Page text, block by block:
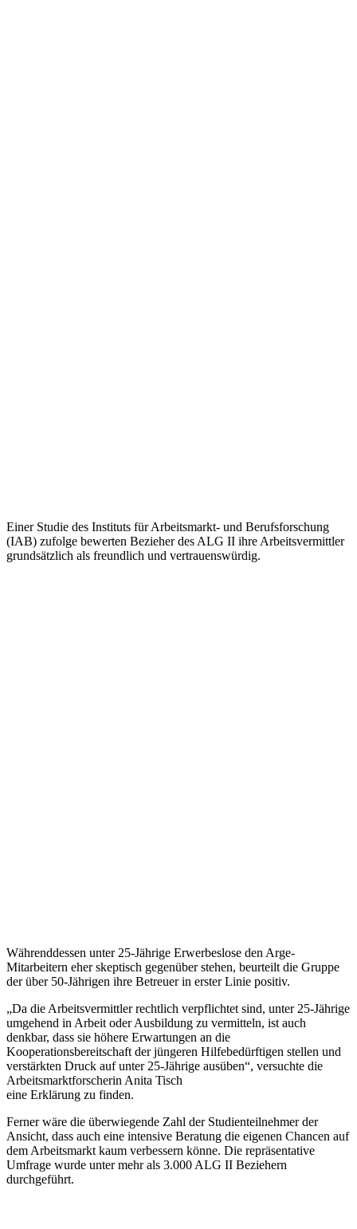
Einer Studie des Instituts für Arbeitsmarkt- und Berufsforschung
(IAB) zufolge bewerten Bezieher des ALG II ihre Arbeitsvermittler
grundsätzlich als freundlich und vertrauenswürdig.
Währenddessen unter 25-Jährige Erwerbeslose den Arge-
Mitarbeitern eher skeptisch gegenüber stehen, beurteilt die Gruppe
der über 50-Jährigen ihre Betreuer in erster Linie positiv.
„Da die Arbeitsvermittler rechtlich verpflichtet sind, unter 25-Jährige
umgehend in Arbeit oder Ausbildung zu vermitteln, ist auch
denkbar, dass sie höhere Erwartungen an die
Kooperationsbereitschaft der jüngeren Hilfebedürftigen stellen und
verstärkten Druck auf unter 25-Jährige ausüben“, versuchte die
Arbeitsmarktforscherin Anita Tisch
eine Erklärung zu finden.
Ferner wäre die überwiegende Zahl der Studienteilnehmer der
Ansicht, dass auch eine intensive Beratung die eigenen Chancen auf
dem Arbeitsmarkt kaum verbessern könne. Die repräsentative
Umfrage wurde unter mehr als 3.000 ALG II Beziehern
durchgeführt.